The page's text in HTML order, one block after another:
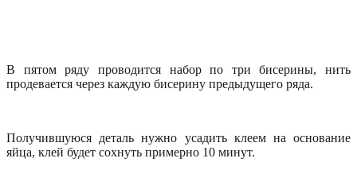
В пятом ряду проводится набор по три бисерины, нить
продевается через каждую бисерину предыдущего ряда.
Получившуюся деталь нужно усадить клеем на основание
яйца, клей будет сохнуть примерно 10 минут.